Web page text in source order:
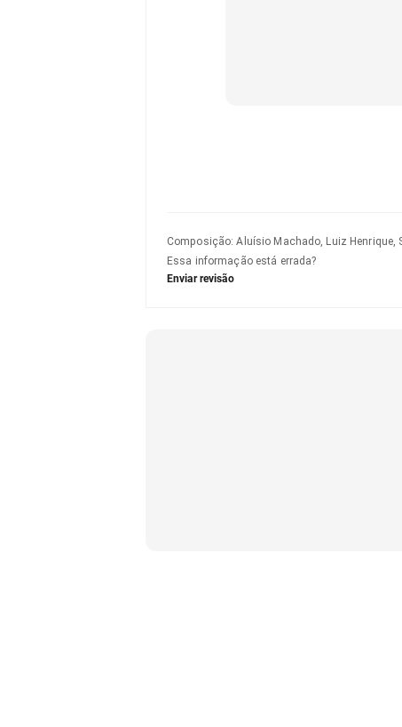
Composição:Aluísio Machado, Luiz Henrique,
Essa informação está errada?
Enviar revisão